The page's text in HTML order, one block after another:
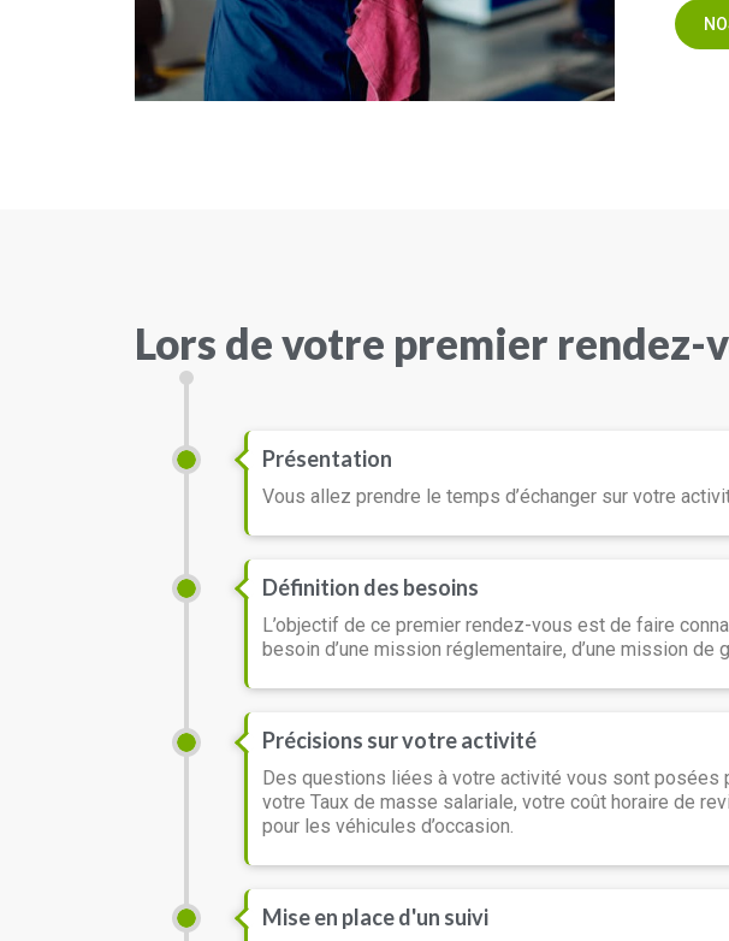
Lors de votre premier rendez-
Présentation
Vous allez prendre le temps d’échanger sur votre
Définition des besoins
L’objectif de ce premier rendez-vous est de faire
besoin d’une mission réglementaire, d’une mission
Précisions sur votre activité
Des questions liées à votre activité vous sont posées
votre Taux de masse salariale, votre coût horaire de
pour les véhicules d’occasion.
Mise en place d'un suivi